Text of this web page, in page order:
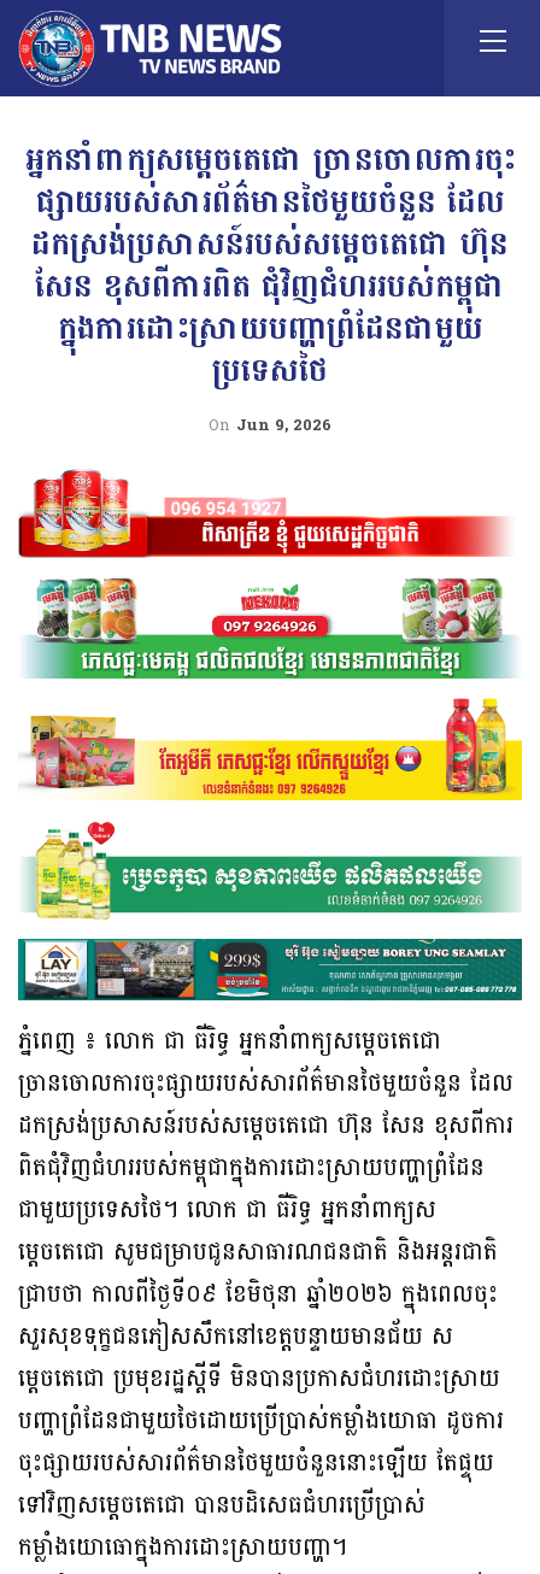
អ្នកនាំពាក្យសម្តេចតេជោ ច្រានចោលការចុះ
ផ្សាយរបស់សារព័ត៌មានថៃមួយចំនួន ដែល
ដកស្រង់ប្រសាសន៍របស់សម្តេចតេជោ ហ៊ុន
សែន ខុសពីការពិត ជុំវិញជំហររបស់កម្ពុជា
ក្នុងការដោះស្រាយបញ្ហាព្រំដែនជាមួយ
ប្រទេសថៃ
On Jun 9, 2026
ភ្នំពេញ ៖ លោក ជា ធីរិទ្ធ អ្នកនាំពាក្យសម្តេចតេជោ
ច្រានចោលការចុះផ្សាយរបស់សារព័ត៌មានថៃមួយចំនួន ដែល
ដកស្រង់ប្រសាសន៍របស់សម្តេចតេជោ ហ៊ុន សែន ខុសពីការ
ពិតជុំវិញជំហររបស់កម្ពុជាក្នុងការដោះស្រាយបញ្ហាព្រំដែន
ជាមួយប្រទេសថៃ។ លោក ជា ធីរិទ្ធ អ្នកនាំពាក្យស
ម្តេចតេជោ សូមជម្រាបជូនសាធារណជនជាតិ និងអន្តរជាតិ
ជ្រាបថា កាលពីថ្ងៃទី០៩ ខែមិថុនា ឆ្នាំ២០២៦ ក្នុងពេលចុះ
សួរសុខទុក្ខជនភៀសសឹកនៅខេត្តបន្ទាយមានជ័យ ស
ម្តេចតេជោ ប្រមុខរដ្ឋស្តីទី មិនបានប្រកាសជំហរដោះស្រាយ
បញ្ហាព្រំដែនជាមួយថៃដោយប្រើប្រាស់កម្លាំងយោធា ដូចការ
ចុះផ្សាយរបស់សារព័ត៌មានថៃមួយចំនួននោះឡើយ តែផ្ទុយ
ទៅវិញសម្តេចតេជោ បានបដិសេធជំហរប្រើប្រាស់
កម្លាំងយោធោក្នុងការដោះស្រាយបញ្ហា។